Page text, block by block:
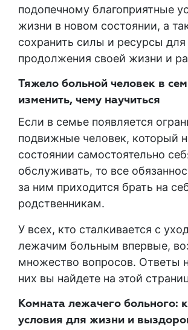
подопечному благоприятные
жизни в новом состоянии, а
сохранить силы и ресурсы для
продолжения своей жизни и
Тяжело больной человек в
изменить, чему научиться
Если в семье появляется
подвижные человек, который
состоянии самостоятельно
обслуживать, то все
за ним приходится брать на
родственникам.
У всех, кто сталкивается с
лежачим больным впервые,
множество вопросов. Ответы
них вы найдете на этой
Комната лежачего больного:
условия для жизни и